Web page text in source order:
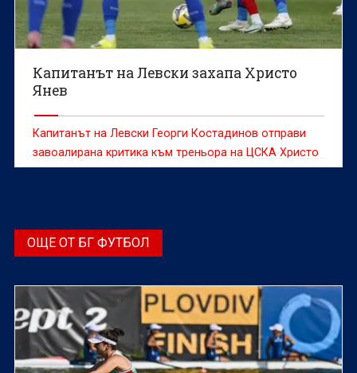
Капитанът на Левски захапа Христо
Янев
Капитанът на Левски Георги Костадинов отправи
завоалирана критика към треньора на ЦСКА Христо
Янев.
ОЩЕ ОТ БГ ФУТБОЛ